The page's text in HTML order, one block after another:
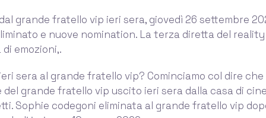
grande fratello vip ieri sera, giovedì 26 settembre
e nuove nomination. La terza diretta del
emozioni,.
sera al grande fratello vip? Cominciamo col dire che
grande fratello vip uscito ieri sera dalla casa di
Sophie codegoni eliminata al grande fratello vip